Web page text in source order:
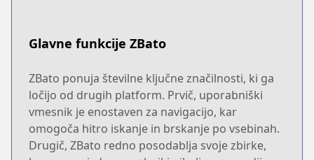
Glavne funkcije ZBato
ZBato ponuja številne ključne značilnosti, ki ga
ločijo od drugih platform. Prvič, uporabniški
vmesnik je enostaven za navigacijo, kar
omogoča hitro iskanje in brskanje po vsebinah.
Drugič, ZBato redno posodablja svoje zbirke,